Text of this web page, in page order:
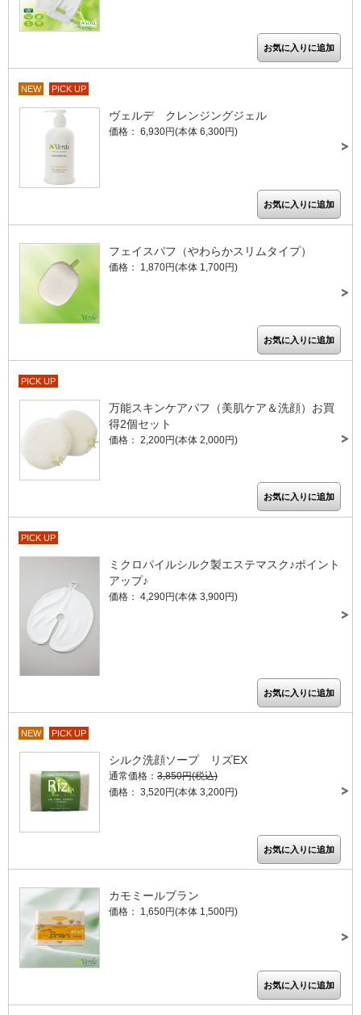
NEW PICK UP
ヴェルデ クレンジングジェル
価格： 6,930円(本体 6,300円)
フェイスパフ（やわらかスリムタイプ）
価格： 1,870円(本体 1,700円)
PICK UP
万能スキンケアパフ（美肌ケア＆洗顔）お買
得2個セット
価格： 2,200円(本体 2,000円)
PICK UP
ミクロパイルシルク製エステマスク♪ポイント
アップ♪
価格： 4,290円(本体 3,900円)
NEW PICK UP
シルク洗顔ソープ リズEX
通常価格： 3,850円(税込)
価格： 3,520円(本体 3,200円)
カモミールブラン
価格： 1,650円(本体 1,500円)